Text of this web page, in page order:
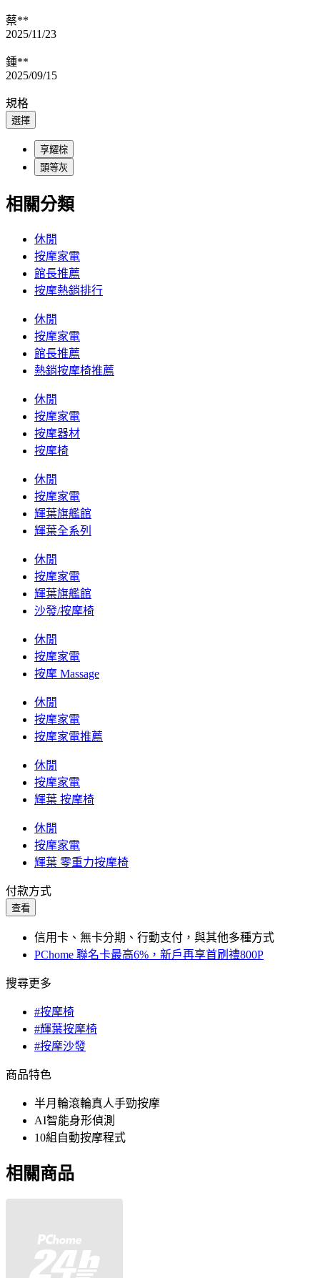
蔡**
2025/11/23
鍾**
2025/09/15
規格
選擇
享耀棕
頭等灰
相關分類
休閒
按摩家電
館長推薦
按摩熱銷排行
休閒
按摩家電
館長推薦
熱銷按摩椅推薦
休閒
按摩家電
按摩器材
按摩椅
休閒
按摩家電
輝葉旗艦館
輝葉全系列
休閒
按摩家電
輝葉旗艦館
沙發/按摩椅
休閒
按摩家電
按摩 Massage
休閒
按摩家電
按摩家電推薦
休閒
按摩家電
輝葉 按摩椅
休閒
按摩家電
輝葉 零重力按摩椅
付款方式
查看
信用卡、無卡分期、行動支付，與其他多種方式
PChome 聯名卡最高6%，新戶再享首刷禮800P
搜尋更多
#按摩椅
#輝葉按摩椅
#按摩沙發
商品特色
半月輪滾輪真人手勁按摩
AI智能身形偵測
10組自動按摩程式
相關商品